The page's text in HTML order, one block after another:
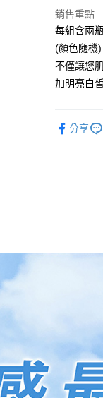
悠遊付
ATM付款
全家取貨
國家/地區
銷售重點
每組含兩
(顏色隨機)
不僅讓您
加明亮白
分享